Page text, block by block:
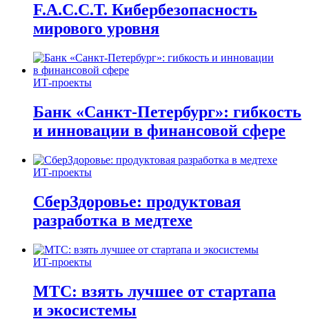
F.A.C.C.T. Кибербезопасность
мирового уровня
ИТ-проекты
Банк «Санкт-Петербург»: гибкость
и инновации в финансовой сфере
ИТ-проекты
СберЗдоровье: продуктовая
разработка в медтехе
ИТ-проекты
МТС: взять лучшее от стартапа
и экосистемы